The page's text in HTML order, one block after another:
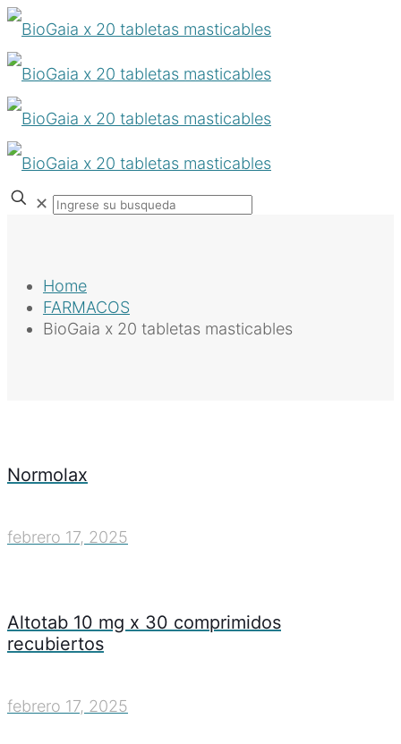
✕
Home
FARMACOS
BioGaia x 20 tabletas masticables
Normolax
febrero 17, 2025
Altotab 10 mg x 30 comprimidos
recubiertos
febrero 17, 2025